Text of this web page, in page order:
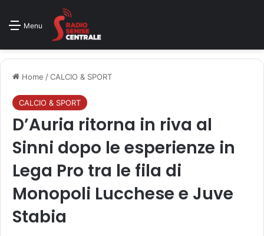
Menu
Home /CALCIO & SPORT
CALCIO & SPORT
D’Auria ritorna in riva al
Sinni dopo le esperienze in
Lega Pro tra le fila di
Monopoli Lucchese e Juve
Stabia